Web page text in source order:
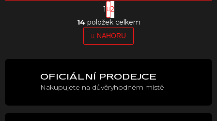
O
v
l
á
c
í
p
S
t
r
á
n
k
n
í
1
2
14 položek celkem
NAHORU
OFICIÁLNÍ PRODEJCE
Nakupujete na důvěryhodném místě